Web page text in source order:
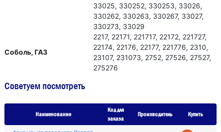
33025, 330252, 330253, 33026,
330262, 330263, 330267, 33027,
330273, 33029
Соболь, ГАЗ
2217, 22171, 221717, 22172, 221727,
22174, 22176, 22177, 221776, 2310,
23107, 231073, 2752, 27526, 27527,
275276
Советуем посмотреть
Наименование
Код для
заказа
Производитель Купить